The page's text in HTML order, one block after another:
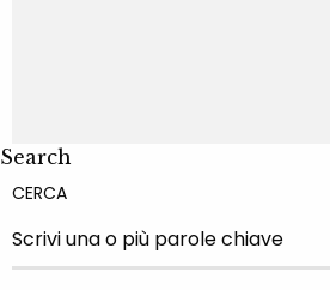
Search
CERCA